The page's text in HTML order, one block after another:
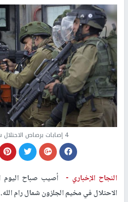
4 إصابات برصاص الاحتلال شمال رام الله
النجاح الإخباري -
الاحتلال في مخيم الجلزون شمال رام الله.